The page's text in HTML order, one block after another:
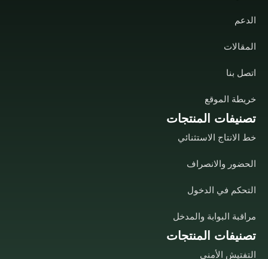
تصنيفات المنتجات
التفتيش الأمني
تصنيفات المنتجات
خط الانتاج الاستثنائي
الحضور والانصراف
التحكم في الدخول
مراقبة البوابة والمدخل
الدعم
المقالات
اتصل بنا
خريطة الموقع